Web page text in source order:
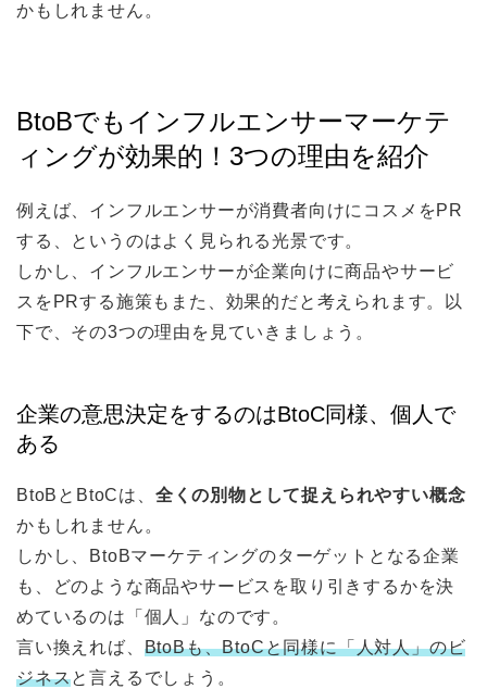
かもしれません。
BtoBでもインフルエンサーマーケテ
ィングが効果的！3つの理由を紹介
例えば、インフルエンサーが消費者向けにコスメをPR
する、というのはよく見られる光景です。
しかし、インフルエンサーが企業向けに商品やサービ
スをPRする施策もまた、効果的だと考えられます。以
下で、その3つの理由を見ていきましょう。
企業の意思決定をするのはBtoC同様、個人で
ある
BtoBとBtoCは、 全くの別物として捉えられやすい概念
かもしれません。
しかし、BtoBマーケティングのターゲットとなる企業
も、どのような商品やサービスを取り引きするかを決
めているのは「個人」なのです。
言い換えれば、 BtoBも、BtoCと同様に「人対人」のビ
ジネスと言えるでしょう。